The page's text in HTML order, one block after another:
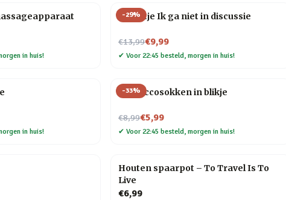
in huis!
-29%
Tegeltje Ik ga niet in discussie
€13,99
Nu voor€9,99
✔ Voor 22:45 besteld, morgen in huis!
in huis!
-33%
Proseccosokken in blikje
€8,99
Nu voor€5,99
✔ Voor 22:45 besteld, morgen in huis!
Houten spaarpot – To Travel Is To
Live
€6,99